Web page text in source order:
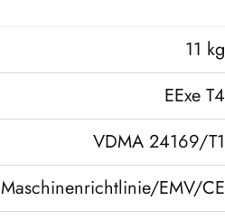
11 kg
EExe T4
VDMA 24169/T1
Maschinenrichtlinie/EMV/CE